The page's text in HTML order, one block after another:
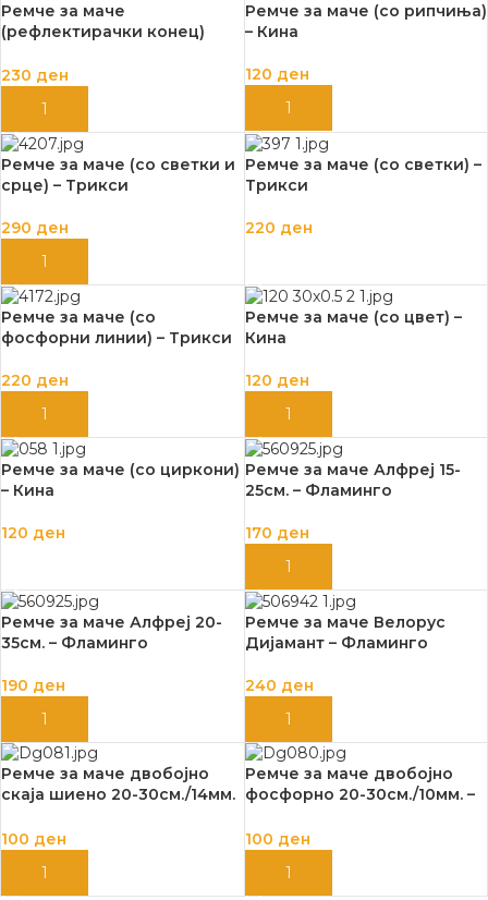
Ремче за маче
(рефлектирачки конец)
230 ден
ДОДАЈ ВО КОШНИЦА
Ремче за маче (со рипчиња)
– Кина
120 ден
ДОДАЈ ВО КОШНИЦА
Ремче за маче (со светки и
срце) – Трикси
290 ден
ДОДАЈ ВО КОШНИЦА
Ремче за маче (со светки) –
Трикси
220 ден
Ремче за маче (со
фосфорни линии) – Трикси
220 ден
ДОДАЈ ВО КОШНИЦА
Ремче за маче (со цвет) –
Кина
120 ден
ДОДАЈ ВО КОШНИЦА
Ремче за маче (со циркони)
– Кина
120 ден
Ремче за маче Алфреј 15-
25см. – Фламинго
170 ден
ДОДАЈ ВО КОШНИЦА
Ремче за маче Алфреј 20-
35см. – Фламинго
190 ден
ДОДАЈ ВО КОШНИЦА
Ремче за маче Велорус
Дијамант – Фламинго
240 ден
ДОДАЈ ВО КОШНИЦА
Ремче за маче двобојно
скаја шиено 20-30см./14мм.
100 ден
ДОДАЈ ВО КОШНИЦА
Ремче за маче двобојно
фосфорно 20-30см./10мм. –
100 ден
ДОДАЈ ВО КОШНИЦА